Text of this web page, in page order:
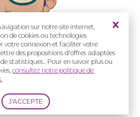
sur notre site internet,
de cookies ou technologies
votre connexion et faciliter votre
des propositions d'offres adaptées
statistiques... Pour en savoir plus ou
consultez notre politique de
d'un enfant atteint
CHARGE